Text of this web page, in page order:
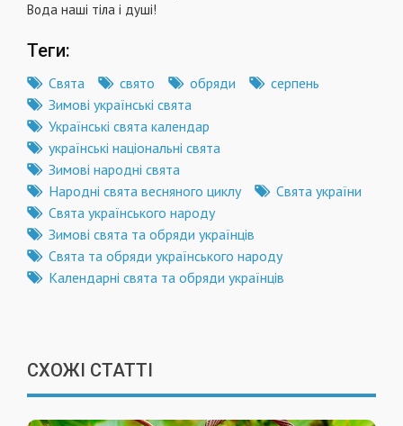
Вода наші тіла і душі!
Теги:
Свята свято обряди
серпень
Зимові українські свята
Українські свята календар
українські національні свята
Зимові народні свята
Народні свята весняного циклу
Свята україни
Свята українського народу
Зимові свята та обряди українців
Свята та обряди українського народу
Календарні свята та обряди українців
СХОЖІ СТАТТІ